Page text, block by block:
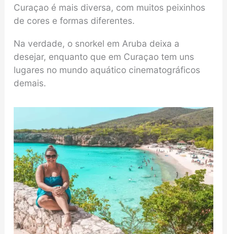
Curaçao é mais diversa, com muitos peixinhos
de cores e formas diferentes.
Na verdade, o snorkel em Aruba deixa a
desejar, enquanto que em Curaçao tem uns
lugares no mundo aquático cinematográficos
demais.